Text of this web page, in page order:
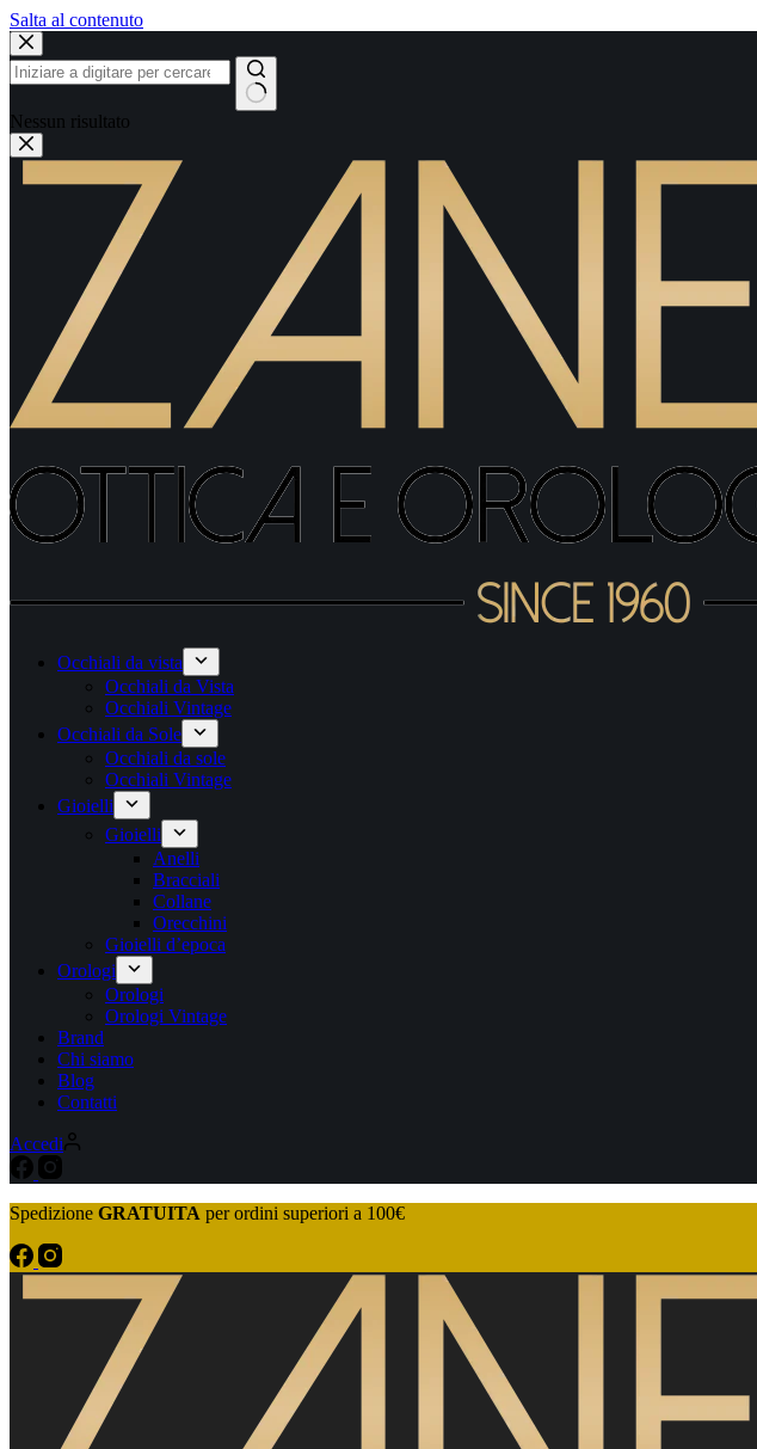
Salta al contenuto
Nessun risultato
Occhiali da vista
Occhiali da Vista
Occhiali Vintage
Occhiali da Sole
Occhiali da sole
Occhiali Vintage
Gioielli
Gioielli
Anelli
Bracciali
Collane
Orecchini
Gioielli d’epoca
Orologi
Orologi
Orologi Vintage
Brand
Chi siamo
Blog
Contatti
Accedi
Spedizione GRATUITA per ordini superiori a 100€